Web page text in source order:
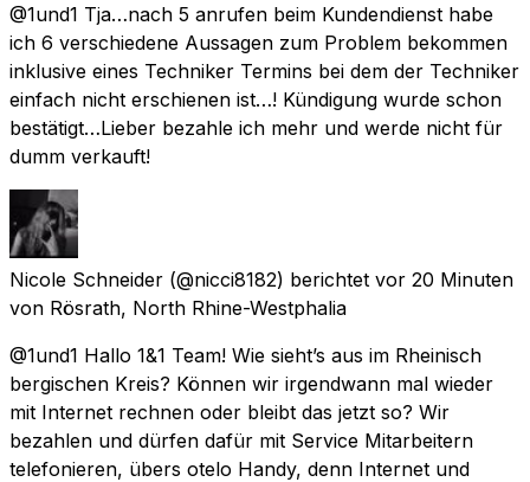
@1und1 Tja…nach 5 anrufen beim Kundendienst habe
ich 6 verschiedene Aussagen zum Problem bekommen
inklusive eines Techniker Termins bei dem der Techniker
einfach nicht erschienen ist…! Kündigung wurde schon
bestätigt…Lieber bezahle ich mehr und werde nicht für
dumm verkauft!
Nicole Schneider (@nicci8182) berichtet vor 20 Minuten
von Rösrath, North Rhine-Westphalia
@1und1 Hallo 1&1 Team! Wie sieht’s aus im Rheinisch
bergischen Kreis? Können wir irgendwann mal wieder
mit Internet rechnen oder bleibt das jetzt so? Wir
bezahlen und dürfen dafür mit Service Mitarbeitern
telefonieren, übers otelo Handy, denn Internet und